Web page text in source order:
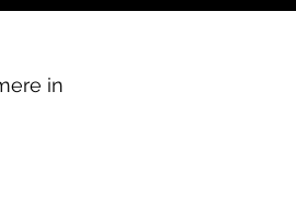
in